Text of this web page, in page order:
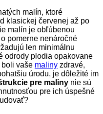
malín, ktoré
klasickej červenej až po
malín je obľúbenou
pomerne nenáročné
len minimálnu
odrody plodia opakovane
boli vaše maliny zdravé,
úrodu, je dôležité im
pre maliny nie sú
pre ich úspešné